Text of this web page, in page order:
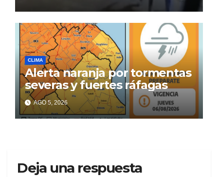
CLIMA
Alerta naranja por tormentas
severas y fuertes ráfagas
AGO 5, 2026
Deja una respuesta